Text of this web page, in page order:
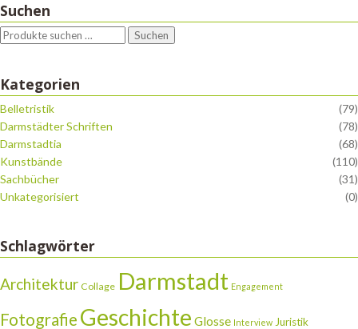
Suchen
Suchen
Kategorien
Belletristik
(79)
Darmstädter Schriften
(78)
Darmstadtia
(68)
Kunstbände
(110)
Sachbücher
(31)
Unkategorisiert
(0)
Schlagwörter
Architektur Collage Darmstadt Engagement
Fotografie Geschichte Glosse Interview Juristik